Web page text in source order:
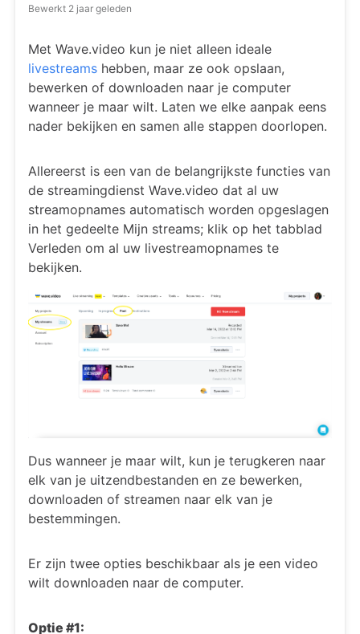
Bewerkt 2 jaar geleden
Met Wave.video kun je niet alleen ideale
livestreams hebben, maar ze ook opslaan,
bewerken of downloaden naar je computer
wanneer je maar wilt. Laten we elke aanpak eens
nader bekijken en samen alle stappen doorlopen.
Allereerst is een van de belangrijkste functies van
de streamingdienst Wave.video dat al uw
streamopnames automatisch worden opgeslagen
in het gedeelte Mijn streams; klik op het tabblad
Verleden om al uw livestreamopnames te
bekijken.
Dus wanneer je maar wilt, kun je terugkeren naar
elk van je uitzendbestanden en ze bewerken,
downloaden of streamen naar elk van je
bestemmingen.
Er zijn twee opties beschikbaar als je een video
wilt downloaden naar de computer.
Optie #1: